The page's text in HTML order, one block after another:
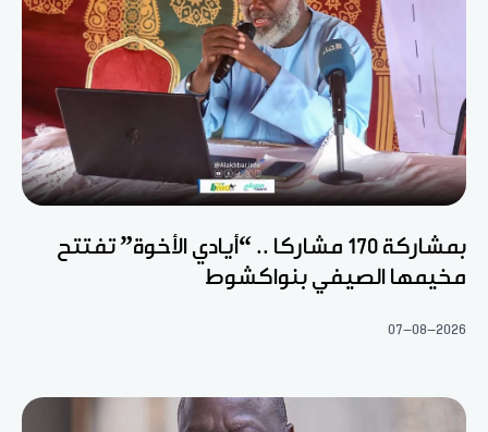
بمشاركة 170 مشاركا .. “أيادي الأخوة” تفتتح
مخيمها الصيفي بنواكشوط
07-08-2026